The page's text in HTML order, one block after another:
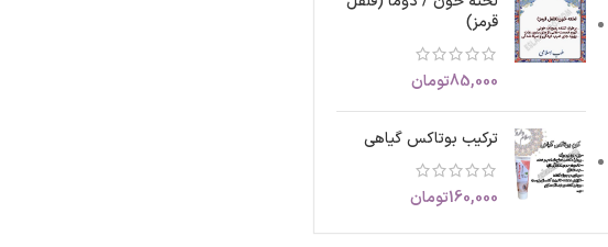
قرمز)
85,000تومان
ترکیب بوتاکس گیاهی
160,000تومان